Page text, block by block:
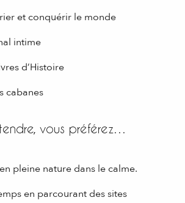
et conquérir le monde
intime
d’Histoire
cabanes
vous préférez…
pleine nature dans le calme.
en parcourant des sites